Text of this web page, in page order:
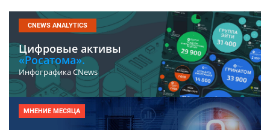
CNEWS ANALYTICS
Цифровые активы
«Росатома».
Инфографика CNews
МНЕНИЕ МЕСЯЦА